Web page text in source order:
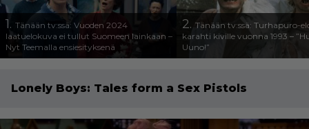
1. Tänään tv:ssä: Vuoden 2024
laatuelokuva ei tullut Suomeen lainkaan –
Nyt Teemalla ensiesityksenä
2. Tänään tv:ssä: Turhapuro-
karahti kiville vuonna 1993 –
Uuno!”
Lonely Boys: Tales form a Sex Pistols